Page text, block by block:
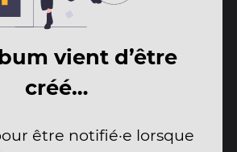
vient d’être
créé…
être notifié·e lorsque